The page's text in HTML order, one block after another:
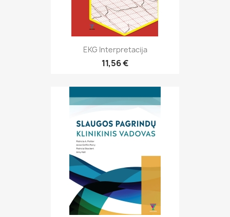
EKG Interpretacija
11,56 €